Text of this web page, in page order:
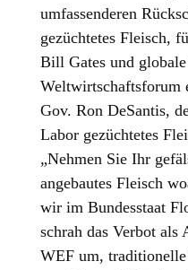
umfassenderen
gezüchtetes Fleisch,
Bill Gates und
Weltwirtschaftsforum
Gov. Ron DeSantis,
Labor gezüchtetes
„Nehmen Sie Ihr
angebautes Fleisch
wir im Bundesstaat
schrah das Verbot als
WEF um,